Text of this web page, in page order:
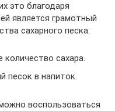
это благодаря
является грамотный
сахарного песка.
сахара.
песок в напиток.
воспользоваться